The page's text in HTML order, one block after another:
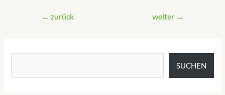
← zurück weiter →
SUCHEN